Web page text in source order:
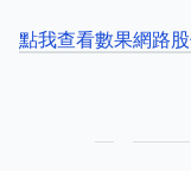
點我查看數果網路